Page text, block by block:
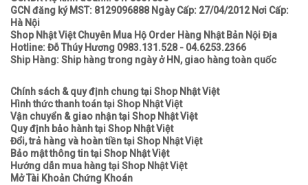
GCN đăng ký MST: 8129096888 Ngày Cấp: 27/04/2012 Nơi Cấp:
Hà Nội
Shop Nhật Việt Chuyên Mua Hộ Order Hàng Nhật Bản Nội Địa
Hotline: Đỗ Thúy Hương 0983.131.528 - 04.6253.2366
Ship Hàng: Ship hàng trong ngày ở HN, giao hàng toàn quốc
Chính sách & quy định chung tại Shop Nhật Việt
Hình thức thanh toán tại Shop Nhật Việt
Vận chuyển & giao nhận tại Shop Nhật Việt
Quy định bảo hành tại Shop Nhật Việt
Đổi, trả hàng và hoàn tiền tại Shop Nhật Việt
Bảo mật thông tin tại Shop Nhật Việt
Hướng dẫn mua hàng tại Shop Nhật Việt
Mở Tài Khoản Chứng Khoán